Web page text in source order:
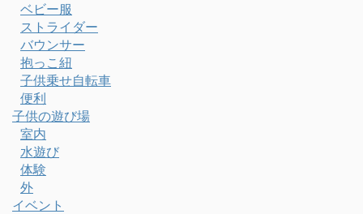
ベビー服
ストライダー
バウンサー
抱っこ紐
子供乗せ自転車
便利
子供の遊び場
室内
水遊び
体験
外
イベント